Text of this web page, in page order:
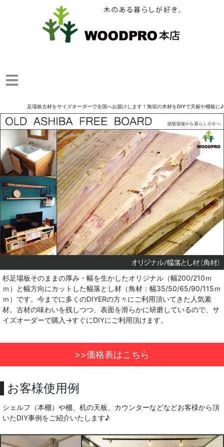
足場板古材をサイズオーダーで全国へお届けします！無垢の木材をDIYで天板や棚板に♪
杉足場板そのままの厚み・幅を生かしたオリジナル（幅200/210ｍ
ｍ）と幅方向にカットした幅落とし材（角材：幅35/50/65/90/115ｍ
ｍ）です。今までに多くのDIYERの方々にご利用頂いてきた人気素
材。古材の味わいを残しつつ、表面を滑らかに研磨しているので、サ
イズオーダーで購入→すぐにDIYにご利用頂けます。
>>価格表はこちら
お客様使用例
シェルフ（本棚）や棚、机の天板、カウンターなどなどお客様から頂
いたDIY事例をご紹介いたします♪